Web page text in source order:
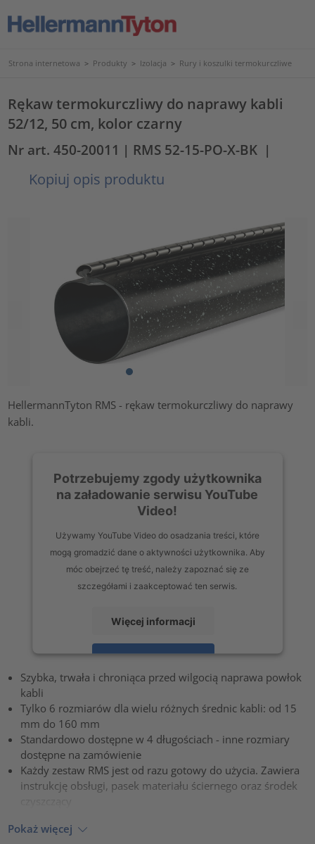
Strona internetowa > Produkty > Izolacja > Rury i koszulki termokurczliwe
Rękaw termokurczliwy do naprawy kabli
52/12, 50 cm, kolor czarny
Nr art. 450-20011 | RMS 52-15-PO-X-BK |
Kopiuj opis produktu
HellermannTyton RMS - rękaw termokurczliwy do naprawy
kabli.
Potrzebujemy zgody użytkownika
na załadowanie serwisu YouTube
Video!
Używamy YouTube Video do osadzania treści, które
mogą gromadzić dane o aktywności użytkownika. Aby
móc obejrzeć tę treść, należy zapoznać się ze
szczegółami i zaakceptować ten serwis.
Więcej informacji
Zaakceptuj
powered byUsercentrics Consent Management Platform
Szybka, trwała i chroniąca przed wilgocią naprawa powłok
kabli
Tylko 6 rozmiarów dla wielu różnych średnic kabli: od 15
mm do 160 mm
Standardowo dostępne w 4 długościach - inne rozmiary
dostępne na zamówienie
Każdy zestaw RMS jest od razu gotowy do użycia. Zawiera
instrukcję obsługi, pasek materiału ściernego oraz środek
Pokaż więcej